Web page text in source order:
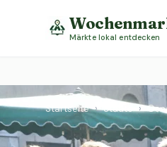
Märkte lokal entdecken
Startseite › Städte ›